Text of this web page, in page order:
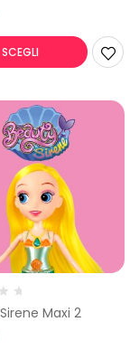
SCEGLI
Maxi 2